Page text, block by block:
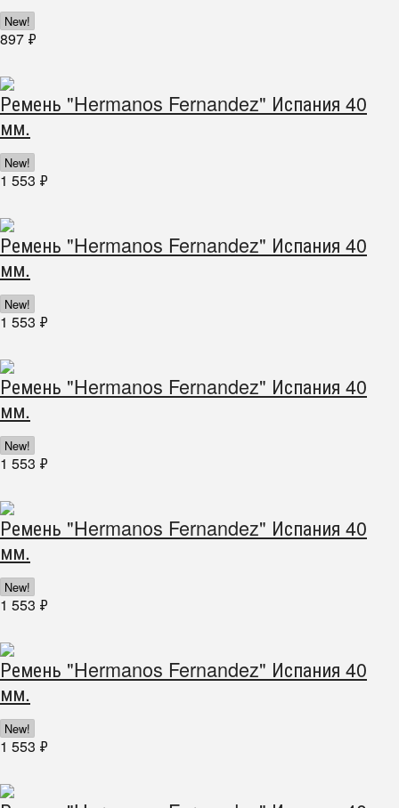
New!
897 ₽
Ремень "Hermanos Fernandez" Испания 40
мм.
New!
1 553 ₽
Ремень "Hermanos Fernandez" Испания 40
мм.
New!
1 553 ₽
Ремень "Hermanos Fernandez" Испания 40
мм.
New!
1 553 ₽
Ремень "Hermanos Fernandez" Испания 40
мм.
New!
1 553 ₽
Ремень "Hermanos Fernandez" Испания 40
мм.
New!
1 553 ₽